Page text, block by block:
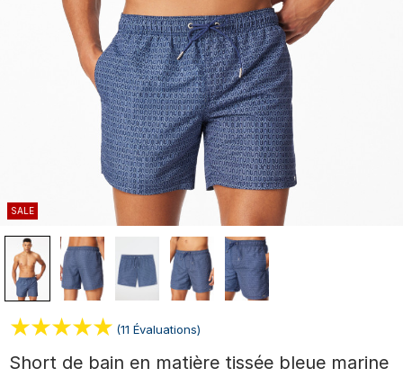
SALE
(11 Évaluations)
Short de bain en matière tissée bleue marine